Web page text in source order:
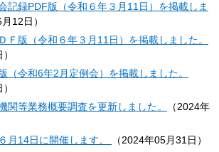
記録PDF版（令和６年３月11日）を掲載しま
12日 ）
Ｆ版（令和６年３月11日）を掲載しました。
）
（令和6年2月定例会）を掲載しました。
）
関等業務概要調査を更新しました。
（2024年
月14日に開催します。
（2024年05月31日 ）